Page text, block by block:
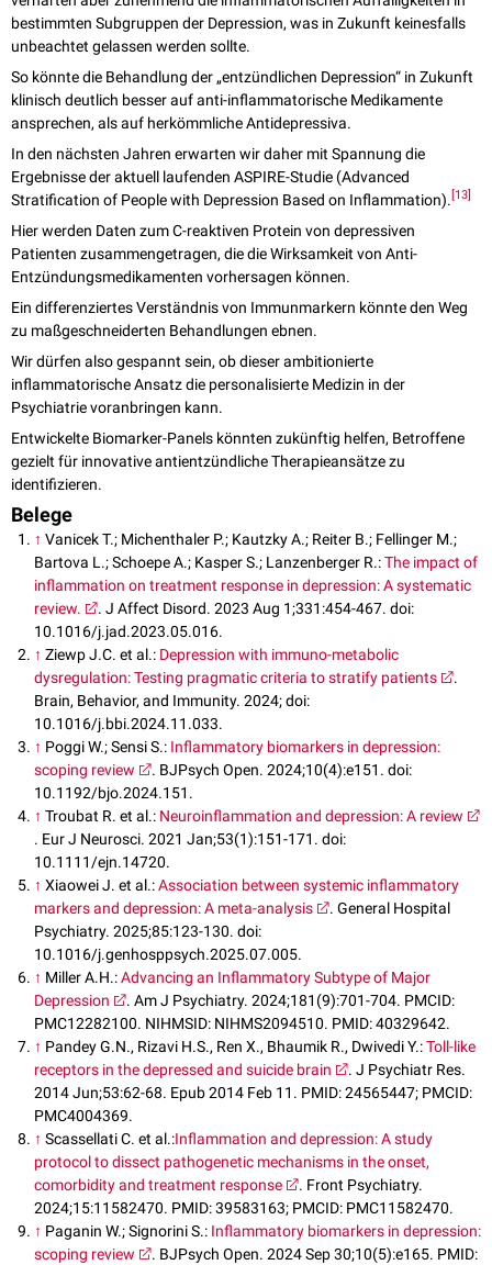
bestimmten Subgruppen der Depression, was in Zukunft keinesfalls
unbeachtet gelassen werden sollte.
So könnte die Behandlung der „entzündlichen Depression“ in Zukunft
klinisch deutlich besser auf anti-inflammatorische Medikamente
ansprechen, als auf herkömmliche Antidepressiva.
In den nächsten Jahren erwarten wir daher mit Spannung die
Ergebnisse der aktuell laufenden ASPIRE-Studie (Advanced
Stratification of People with Depression Based on Inflammation). 13
Hier werden Daten zum C-reaktiven Protein von depressiven
Patienten zusammengetragen, die die Wirksamkeit von Anti-
Entzündungsmedikamenten vorhersagen können.
Ein differenziertes Verständnis von Immunmarkern könnte den Weg
zu maßgeschneiderten Behandlungen ebnen.
Wir dürfen also gespannt sein, ob dieser ambitionierte
inflammatorische Ansatz die personalisierte Medizin in der
Psychiatrie voranbringen kann.
Entwickelte Biomarker-Panels könnten zukünftig helfen, Betroffene
gezielt für innovative antientzündliche Therapieansätze zu
identifizieren.
Belege
↑ Vanicek T.; Michenthaler P.; Kautzky A.; Reiter B.; Fellinger M.;
Bartova L.; Schoepe A.; Kasper S.; Lanzenberger R.:The impact of
inflammation on treatment response in depression: A systematic
review.
. J Affect Disord. 2023 Aug 1;331:454-467. doi:
10.1016/j.jad.2023.05.016.
↑ Ziewp J.C. et al.: Depression with immuno-metabolic
dysregulation: Testing pragmatic criteria to stratify patients
.
Brain, Behavior, and Immunity. 2024; doi:
10.1016/j.bbi.2024.11.033.
↑ Poggi W.; Sensi S.: Inflammatory biomarkers in depression:
scoping review
. BJPsych Open. 2024;10(4):e151. doi:
10.1192/bjo.2024.151.
↑ Troubat R. et al.: Neuroinflammation and depression: A review
. Eur J Neurosci. 2021 Jan;53(1):151-171. doi:
10.1111/ejn.14720.
↑ Xiaowei J. et al.:Association between systemic inflammatory
markers and depression: A meta-analysis
. General Hospital
Psychiatry. 2025;85:123-130. doi:
10.1016/j.genhosppsych.2025.07.005.
↑ Miller A.H.:Advancing an Inflammatory Subtype of Major
Depression
. Am J Psychiatry. 2024;181(9):701-704. PMCID:
PMC12282100. NIHMSID: NIHMS2094510. PMID: 40329642.
↑ Pandey G.N., Rizavi H.S., Ren X., Bhaumik R., Dwivedi Y.:Toll-like
receptors in the depressed and suicide brain
. J Psychiatr Res.
2014 Jun;53:62-68. Epub 2014 Feb 11. PMID: 24565447; PMCID:
PMC4004369.
↑ Scassellati C. et al.:Inflammation and depression: A study
protocol to dissect pathogenetic mechanisms in the onset,
comorbidity and treatment response
. Front Psychiatry.
2024;15:11582470. PMID: 39583163; PMCID: PMC11582470.
↑ Paganin W.; Signorini S.: Inflammatory biomarkers in depression:
scoping review
. BJPsych Open. 2024 Sep 30;10(5):e165. PMID: